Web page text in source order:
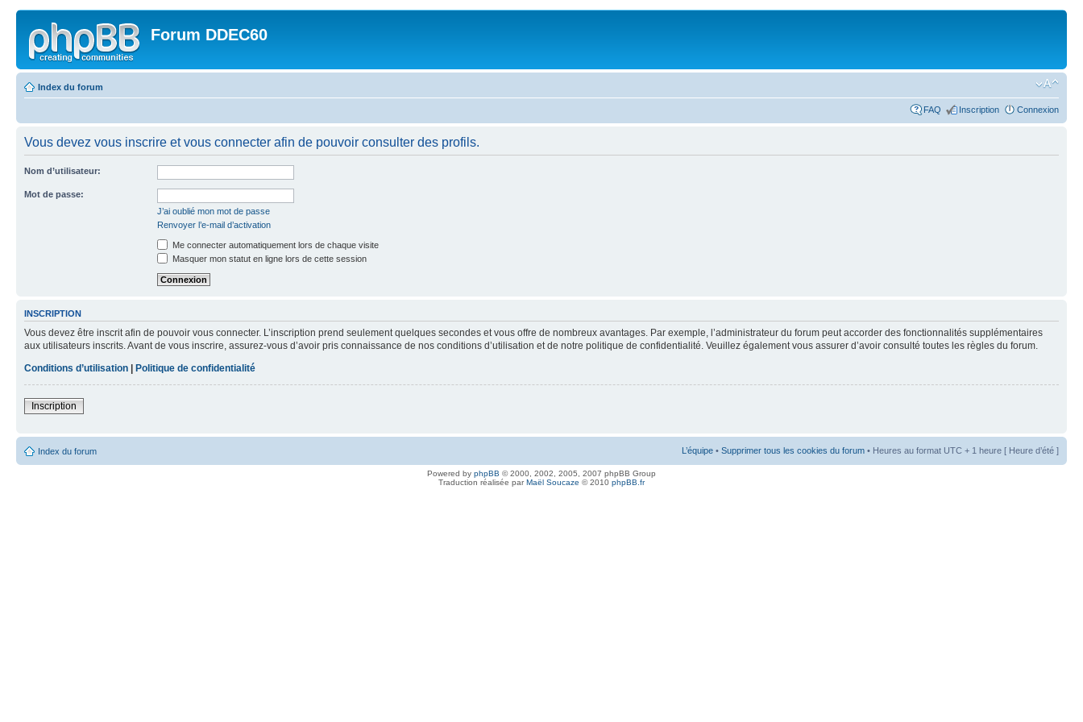
Forum DDEC60
Index du forum
FAQ Inscription Connexion
Vous devez vous inscrire et vous connecter afin de pouvoir consulter des profils.
Nom d’utilisateur:
Mot de passe:
J’ai oublié mon mot de passe
Renvoyer l’e-mail d’activation
Me connecter automatiquement lors de chaque visite
Masquer mon statut en ligne lors de cette session
INSCRIPTION
Vous devez être inscrit afin de pouvoir vous connecter. L’inscription prend seulement quelques secondes et vous offre de nombreux avantages. Par exemple, l’administrateur du forum peut accorder des fonctionnalités supplémentaires
aux utilisateurs inscrits. Avant de vous inscrire, assurez-vous d’avoir pris connaissance de nos conditions d’utilisation et de notre politique de confidentialité. Veuillez également vous assurer d’avoir consulté toutes les règles du forum.
Conditions d’utilisation | Politique de confidentialité
Inscription
Index du forum L’équipe • Supprimer tous les cookies du forum • Heures au format UTC + 1 heure [ Heure d’été ]
Powered by phpBB © 2000, 2002, 2005, 2007 phpBB Group
Traduction réalisée parMaël Soucaze © 2010 phpBB.fr